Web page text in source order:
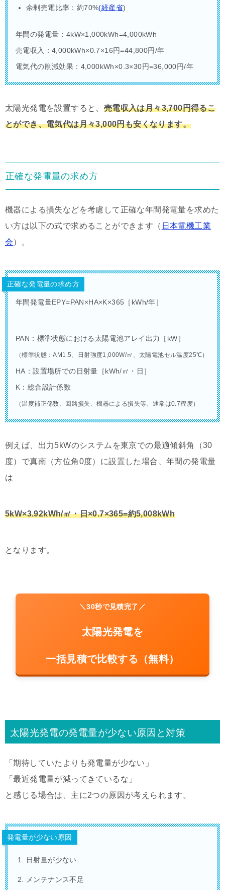
余剰売電比率：約70%(経産省)
年間の発電量：4kW×1,000kWh=4,000kWh
売電収入：4,000kWh×0.7×16円=44,800円/年
電気代の削減効果：4,000kWh×0.3×30円=36,000円/年
太陽光発電を設置すると、 売電収入は月々3,700円得るこ
とができ、電気代は月々3,000円も安くなります。
正確な発電量の求め方
機器による損失などを考慮して正確な年間発電量を求めた
い方は以下の式で求めることができます（ 日本電機工業
会）。
正確な発電量の求め方
年間発電量EPY=PAN×HA×K×365［kWh/年］
PAN ：標準状態における太陽電池アレイ出力［kW］
（標準状態：AM1.5、日射強度1,000W/㎡、太陽電池セル温度25℃）
HA ：設置場所での日射量［kWh/㎡・日］
K：総合設計係数
（温度補正係数、回路損失、機器による損失等、通常は0.7程度）
例えば、出力5kWのシステムを東京での最適傾斜角（30
度）で真南（方位角0度）に設置した場合、年間の発電量
は
5kW×3.92kWh/㎡・日×0.7×365=約5,008kWh
となります。
＼30秒で見積完了／
太陽光発電を
一括見積で比較する（無料）
太陽光発電の発電量が少ない原因と対策
「期待していたよりも発電量が少ない」
「最近発電量が減ってきているな」
と感じる場合は、主に2つの原因が考えられます。
発電量が少ない原因
日射量が少ない
メンテナンス不足